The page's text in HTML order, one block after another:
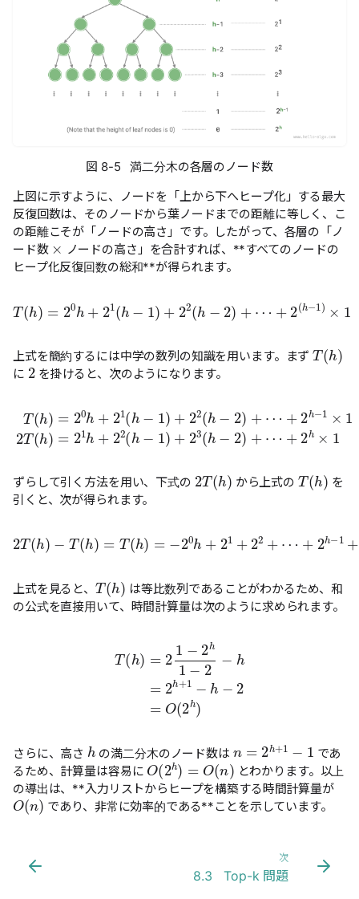
図 8-5 満二分木の各層のノード数
上図に示すように、ノードを「上から下へヒープ化」する最大
反復回数は、そのノードから葉ノードまでの距離に等しく、こ
の距離こそが「ノードの高さ」です。したがって、各層の「ノ
ード数
×
ノードの高さ」を合計すれば、**すべてのノードの
ヒープ化反復回数の総和**が得られます。
T(h)= 20h + 21(h 1) + 22(h 2) + + 2(h−1)×
上式を簡約するには中学の数列の知識を用います。まず
T(h
に
2
を掛けると、次のようになります。
T( h)= 2 0h+ 1(h −1)+ 2( h + ⋯
2h− 1× 12 T h)= 1h + 22(h −1) + h−2) +
+2h×1
ずらして引く方法を用い、下式の
2T( h
から上式の
T(h
を
引くと、次が得られます。
2T(h) T(h)=T(h)=− 0h + 21 + 22 + +2h−1
上式を見ると、
T(h
は等比数列であることがわかるため、和
の公式を直接用いて、時間計算量は次のように求められます。
− h1−
h− 2=O
)
さらに、高さ の満二分木のノード数は 2h+ −1 であ
るため、計算量は容易に O(2h) =O(n)とわかります。以上
の導出は、**入力リストからヒープを構築する時間計算量が
O(n)
であり、非常に効率的である**ことを示しています。
次
8.3 Top-k 問題